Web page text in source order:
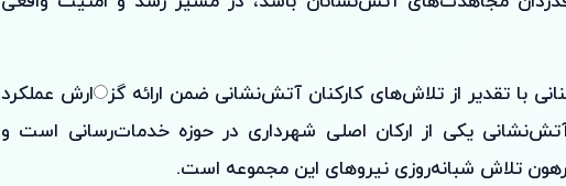
با تقدیر از تلاش‌های کارکنان آتش‌نشانی ضمن ارائه گز ارش عملکرد
یکی از ارکان اصلی شهرداری در حوزه خدمات‌رسانی است و
تلاش شبانه‌روزی نیروهای این مجموعه است.